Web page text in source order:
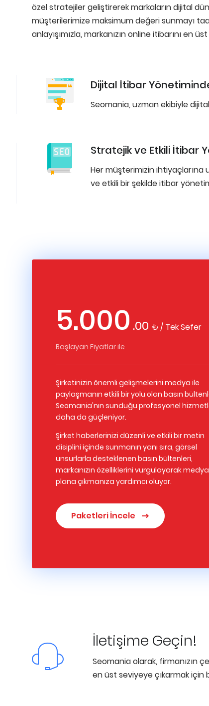
özel stratejiler geliştirerek markaların dijital
müşterilerimize maksimum değeri sunmayı
anlayışımızla, markanızın online itibarını
Dijital İtibar
Seomania, uzman ekibiyle
Stratejik ve Etkili İtibar
Her müşterimizin
ve etkili bir şekilde itibar
5.000 .00 ₺ / Tek Sefer
Başlayan Fiyatlar ile
Şirketinizin önemli gelişmelerini medya ile
paylaşmanın etkili bir yolu olan basın
Seomania'nın sunduğu profesyonel
daha da güçleniyor.
Şirket haberlerinizi düzenli ve etkili bir metin
disiplini içinde sunmanın yanı sıra, görsel
unsurlarla desteklenen basın bültenleri,
markanızın özelliklerini vurgulayarak
plana çıkmanıza yardımcı oluyor.
Paketleri İncele
İletişime Geçin!
Seomania olarak, firmanızın
en üst seviyeye çıkarmak için